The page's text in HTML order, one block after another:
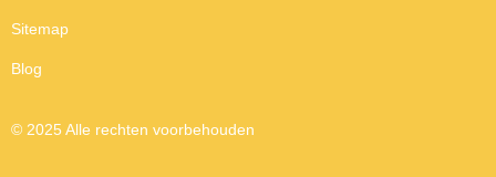
Sitemap
Blog
© 2025 Alle rechten voorbehouden